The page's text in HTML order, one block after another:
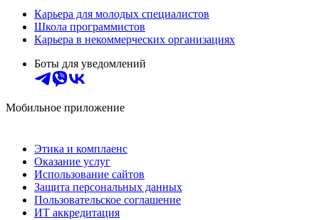
Карьера для молодых специалистов
Школа программистов
Карьера в некоммерческих организациях
Боты для уведомлений
Мобильное приложение
Этика и комплаенс
Оказание услуг
Использование сайтов
Защита персональных данных
Пользовательское соглашение
ИТ аккредитация